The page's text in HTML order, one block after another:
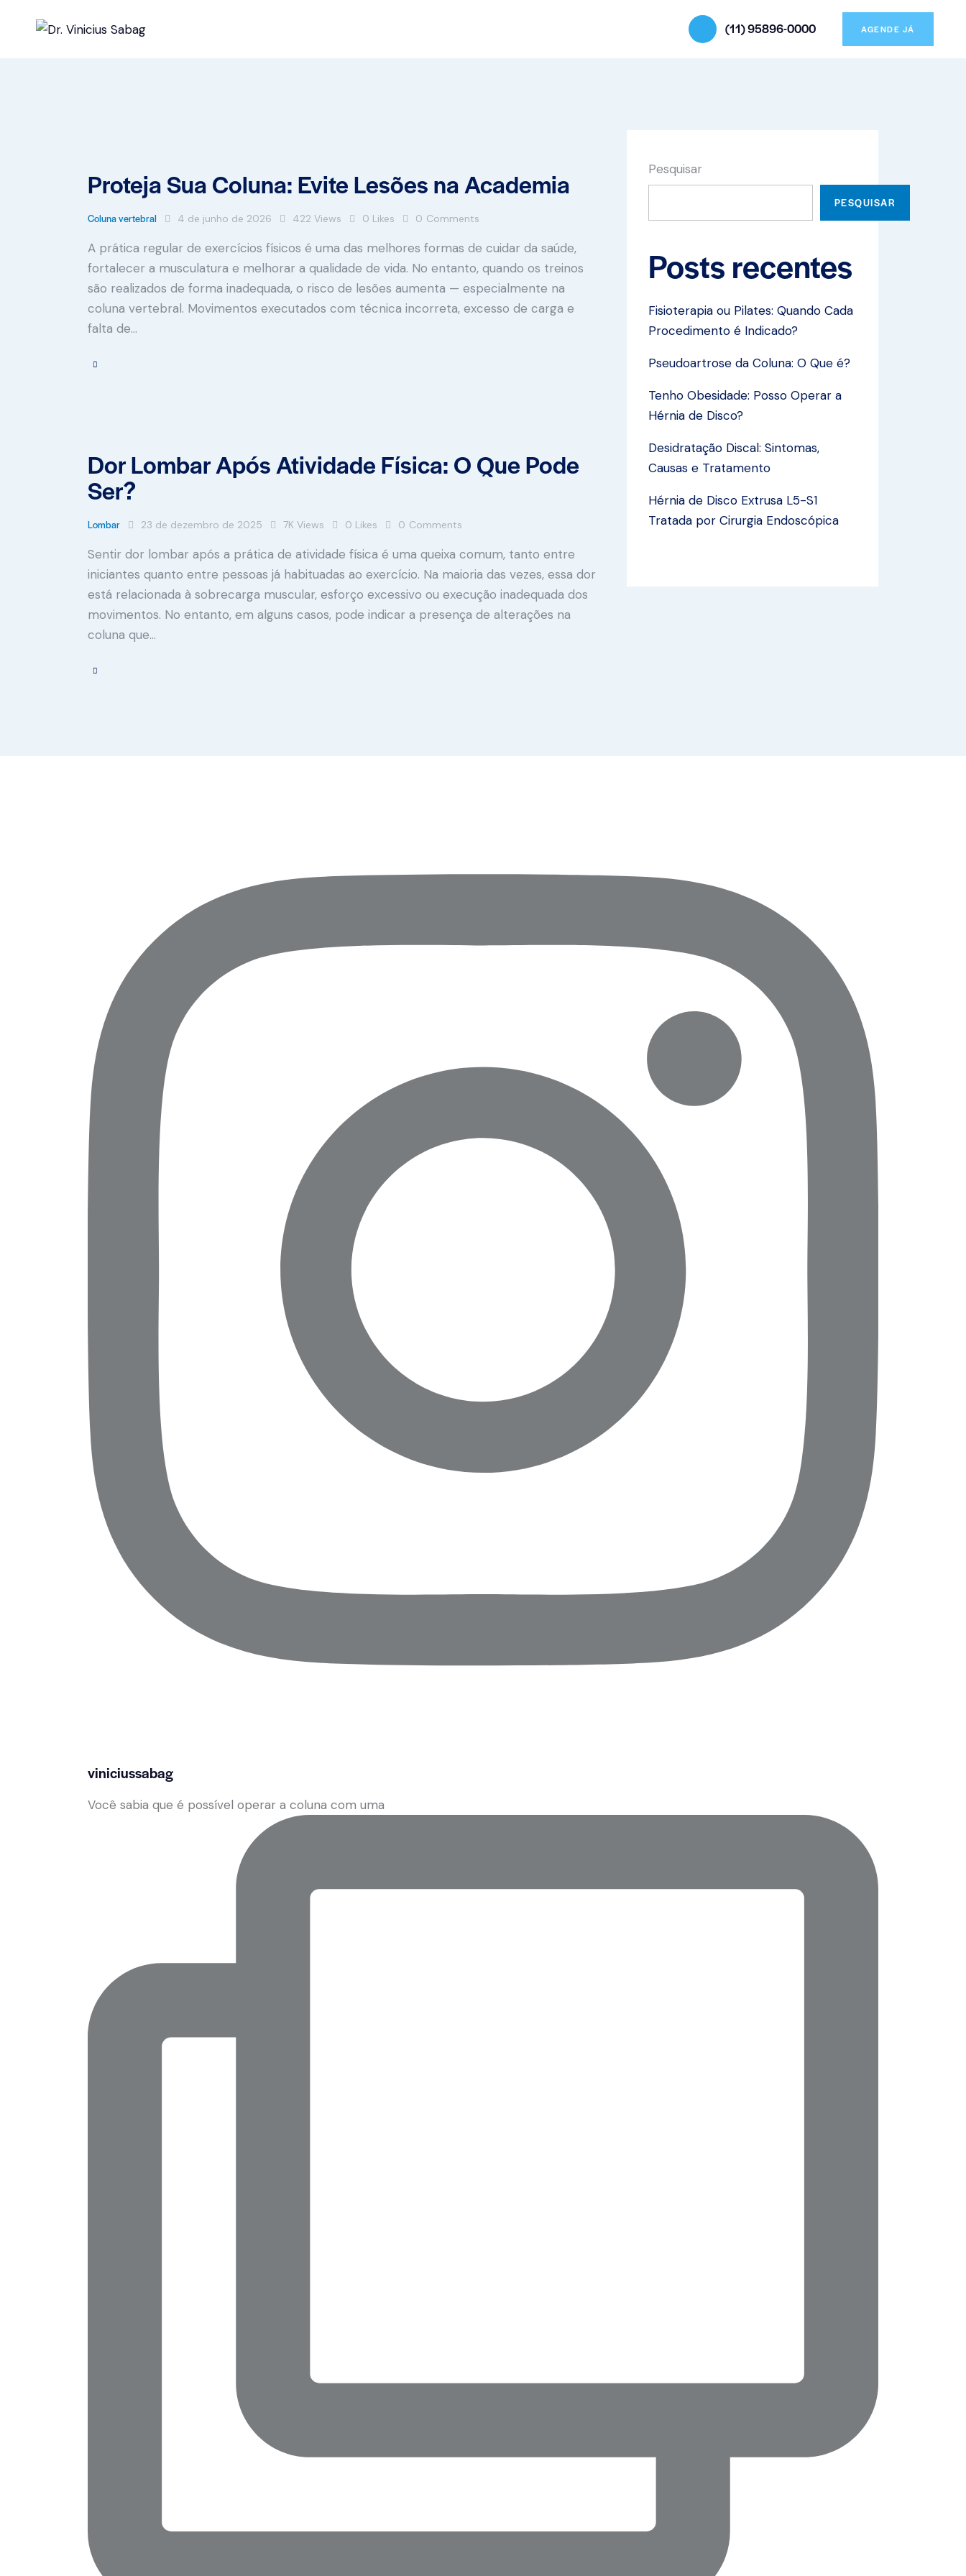
(11) 95896-0000 AGENDE JÁ
Proteja Sua Coluna: Evite Lesões na Academia
Coluna vertebral 4 de junho de 2026 422 Views 0 Likes 0 Comments
A prática regular de exercícios físicos é uma das melhores formas de cuidar da saúde,
fortalecer a musculatura e melhorar a qualidade de vida. No entanto, quando os treinos
são realizados de forma inadequada, o risco de lesões aumenta — especialmente na
coluna vertebral. Movimentos executados com técnica incorreta, excesso de carga e
falta de…
Dor Lombar Após Atividade Física: O Que Pode
Ser?
Lombar 23 de dezembro de 2025 7K Views 0 Likes 0 Comments
Sentir dor lombar após a prática de atividade física é uma queixa comum, tanto entre
iniciantes quanto entre pessoas já habituadas ao exercício. Na maioria das vezes, essa dor
está relacionada à sobrecarga muscular, esforço excessivo ou execução inadequada dos
movimentos. No entanto, em alguns casos, pode indicar a presença de alterações na
coluna que…
Pesquisar
PESQUISAR
Posts recentes
Fisioterapia ou Pilates: Quando Cada
Procedimento é Indicado?
Pseudoartrose da Coluna: O Que é?
Tenho Obesidade: Posso Operar a
Hérnia de Disco?
Desidratação Discal: Sintomas,
Causas e Tratamento
Hérnia de Disco Extrusa L5-S1
Tratada por Cirurgia Endoscópica
viniciussabag
Você sabia que é possível operar a coluna com uma